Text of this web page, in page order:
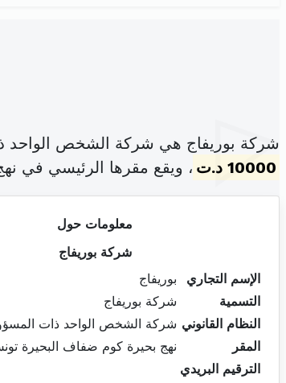
شركة بوريفاج هي شركة الشخص الواحد
10000 د.ت
، ويقع مقرها الرئيسي في
معلومات حول
شركة بوريفاج
الإسم التجاري
بوريفاج
التسمية
شركة بوريفاج
النظام القانوني شركة الشخص الواحد ذات
المقر
نهج بحيرة كوم ضفاف البحيرة
الترقيم البريدي